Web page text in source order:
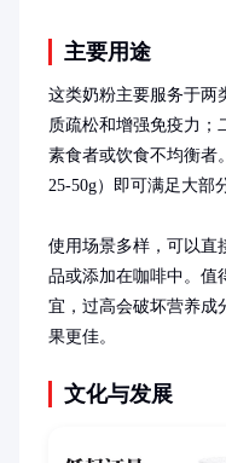
主要用途
这类奶粉主要服务于两
质疏松和增强免疫力；
素食者或饮食不均衡者
25-50g）即可满足大部
使用场景多样，可以直
品或添加在咖啡中。值
宜，过高会破坏营养成
果更佳。
文化与发展